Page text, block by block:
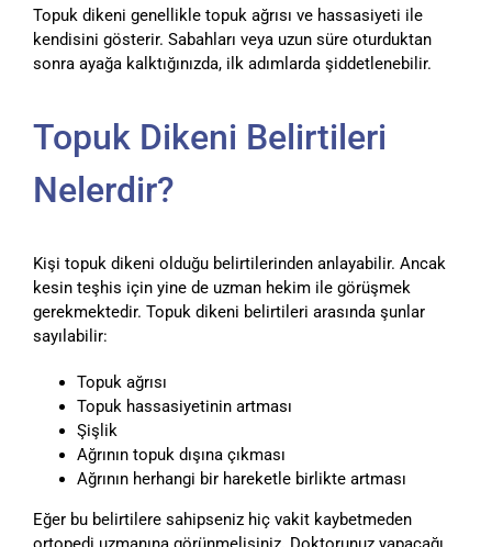
Topuk dikeni genellikle topuk ağrısı ve hassasiyeti ile
kendisini gösterir. Sabahları veya uzun süre oturduktan
sonra ayağa kalktığınızda, ilk adımlarda şiddetlenebilir.
Topuk Dikeni Belirtileri
Nelerdir?
Kişi topuk dikeni olduğu belirtilerinden anlayabilir. Ancak
kesin teşhis için yine de uzman hekim ile görüşmek
gerekmektedir. Topuk dikeni belirtileri arasında şunlar
sayılabilir:
Topuk ağrısı
Topuk hassasiyetinin artması
Şişlik
Ağrının topuk dışına çıkması
Ağrının herhangi bir hareketle birlikte artması
Eğer bu belirtilere sahipseniz hiç vakit kaybetmeden